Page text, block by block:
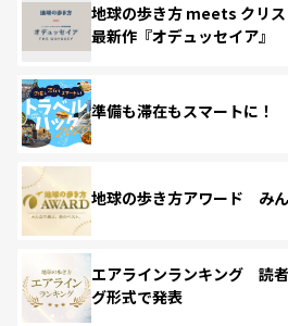
地球の歩き方 meets クリ
最新作『オデュッセイア』
準備も滞在もスマートに！
地球の歩き方アワード みん
エアラインランキング 読
グ形式で発表